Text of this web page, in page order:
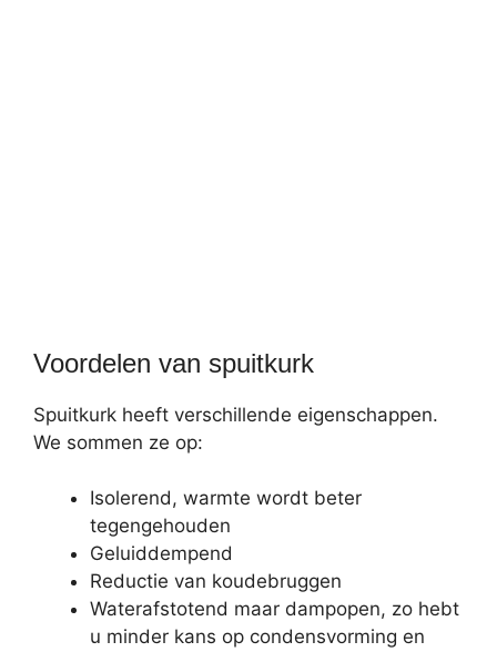
Voordelen van spuitkurk
Spuitkurk heeft verschillende eigenschappen.
We sommen ze op:
Isolerend, warmte wordt beter
tegengehouden
Geluiddempend
Reductie van koudebruggen
Waterafstotend maar dampopen, zo hebt
u minder kans op condensvorming en